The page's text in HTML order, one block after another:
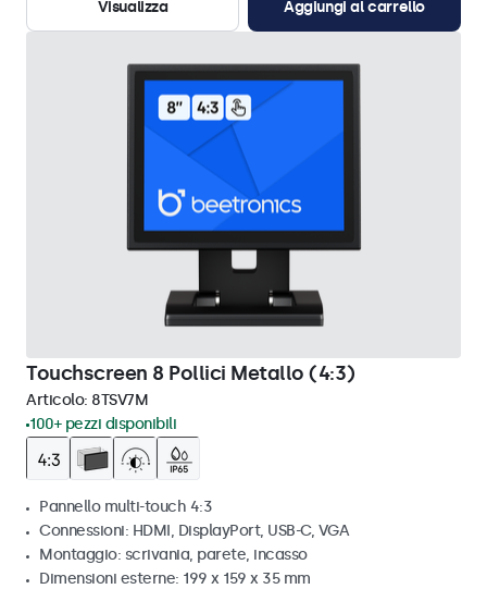
Visualizza
Aggiungi al carrello
Touchscreen 8 Pollici Metallo (4:3)
Articolo: 8TSV7M
100+ pezzi disponibili
Pannello multi-touch 4:3
Connessioni: HDMI, DisplayPort, USB-C, VGA
Montaggio: scrivania, parete, incasso
Dimensioni esterne: 199 x 159 x 35 mm